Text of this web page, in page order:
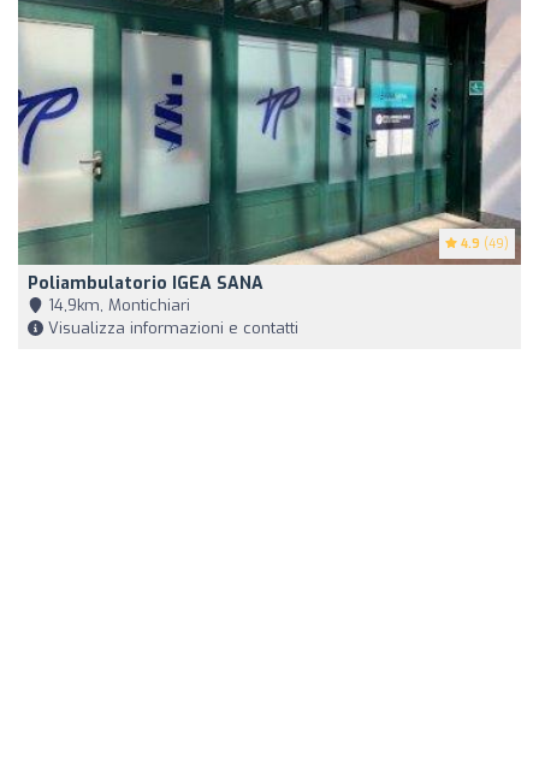
4.9 (49)
Poliambulatorio IGEA SANA
14,9km, Montichiari
Visualizza informazioni e contatti